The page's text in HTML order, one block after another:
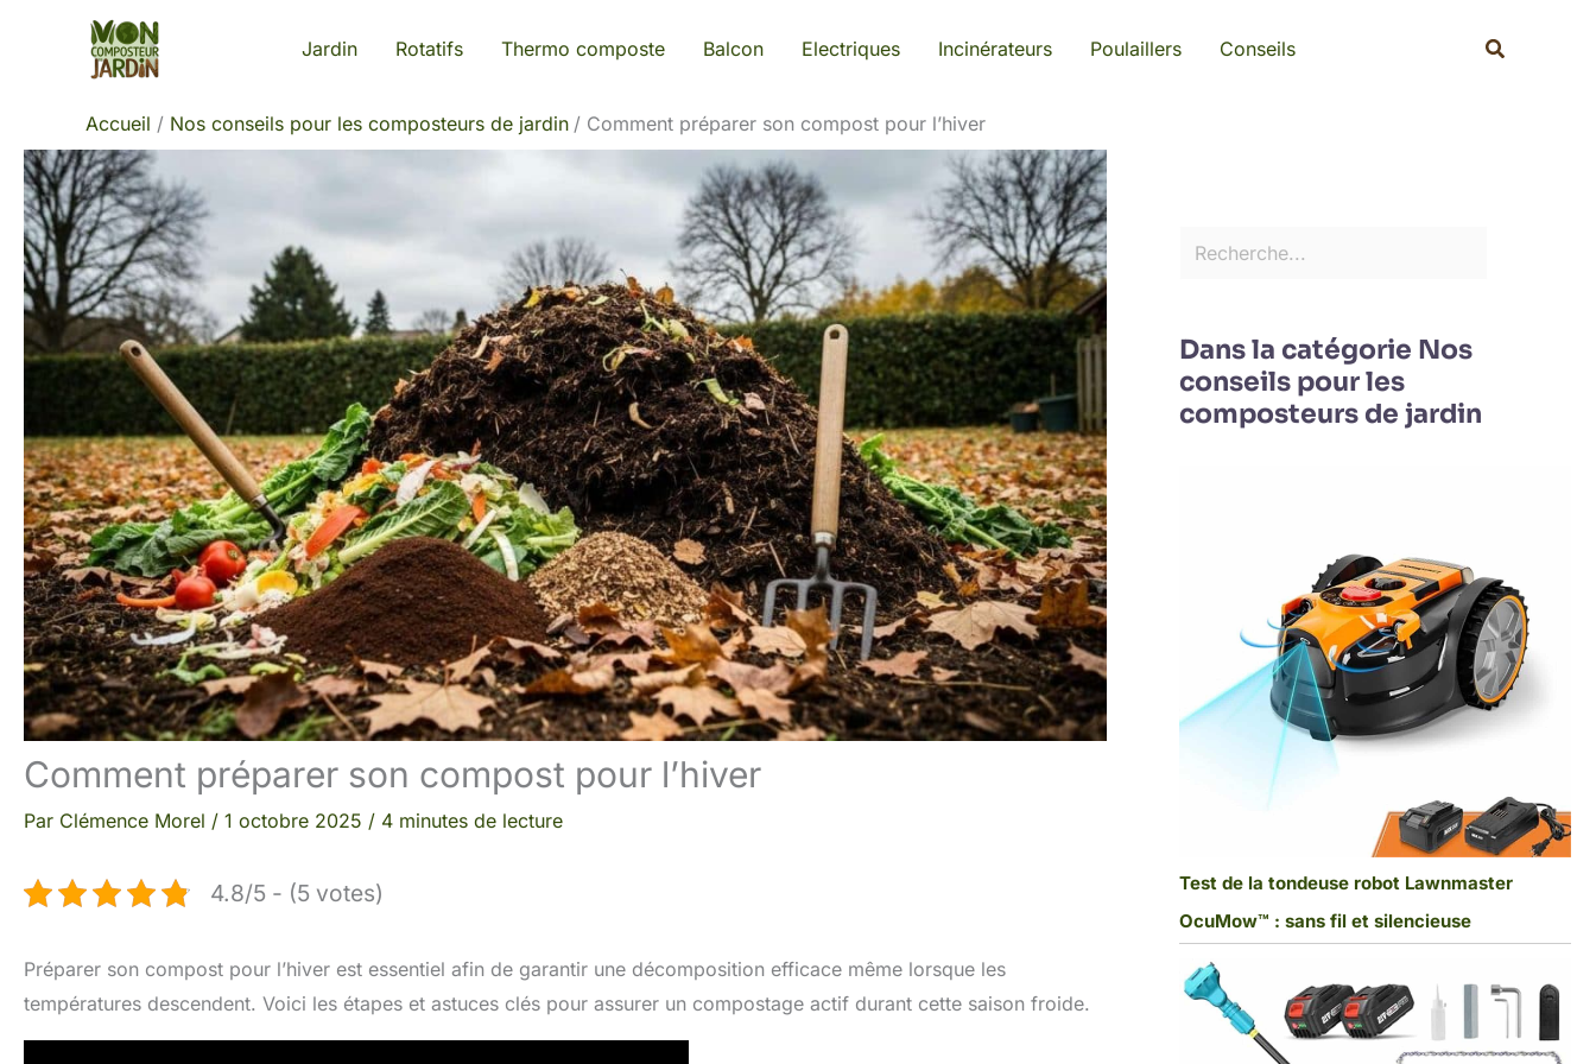
Jardin Rotatifs Thermo composte Balcon Electriques Incinérateurs Poulaillers Conseils
Accueil Nos conseils pour les composteurs de jardin Comment préparer son compost pour l’hiver
Comment préparer son compost pour l’hiver
Par Clémence Morel / 1 octobre 2025 / 4 minutes de lecture
4.8/5 - (5 votes)
Préparer son compost pour l’hiver est essentiel afin de garantir une décomposition efficace même lorsque les
températures descendent. Voici les étapes et astuces clés pour assurer un compostage actif durant cette saison froide.
Dans la catégorie Nos
conseils pour les
composteurs de jardin
Test de la tondeuse robot Lawnmaster
OcuMow™ : sans fil et silencieuse